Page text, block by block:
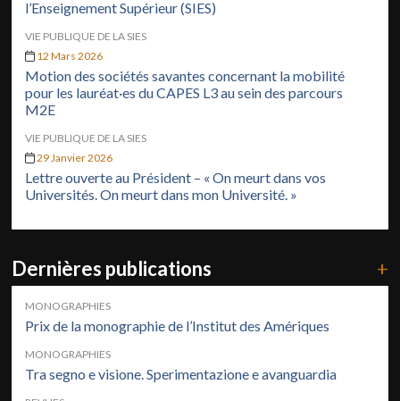
l’Enseignement Supérieur (SIES)
VIE PUBLIQUE DE LA SIES
12 Mars 2026
Motion des sociétés savantes concernant la mobilité
pour les lauréat·es du CAPES L3 au sein des parcours
M2E
VIE PUBLIQUE DE LA SIES
29 Janvier 2026
Lettre ouverte au Président – « On meurt dans vos
Universités. On meurt dans mon Université. »
Dernières publications +
MONOGRAPHIES
Prix de la monographie de l’Institut des Amériques
MONOGRAPHIES
Tra segno e visione. Sperimentazione e avanguardia